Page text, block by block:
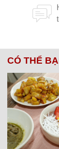
CÓ THỂ